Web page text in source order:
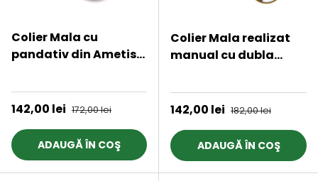
Colier Mala cu
pandativ din Ametist
sarma model Arborele
vietii si margele 8mm
mame, iubita
Preț de vânzare
142,00 lei Preț obișnuit
172,00 lei
ADAUGĂ ÎN COŞ
Colier Mala realizat
manual cu dubla
margele naturale
semipretioase 7
Meditatie
Preț de vânzare
142,00 lei Preț obișnuit
182,00 lei
ADAUGĂ ÎN COŞ